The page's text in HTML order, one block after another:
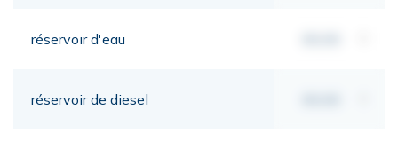
réservoir d'eau
réservoir de diesel